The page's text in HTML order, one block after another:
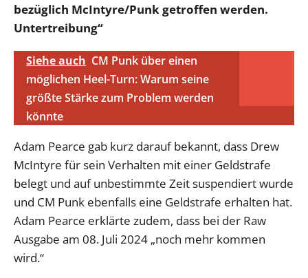
bezüglich McIntyre/Punk getroffen werden.
Untertreibung“
Siehe auch CM Punk über einen
möglichen Heel-Turn: Warum seine
größte Stärke zum Problem werden
könnte
Adam Pearce gab kurz darauf bekannt, dass Drew
McIntyre für sein Verhalten mit einer Geldstrafe
belegt und auf unbestimmte Zeit suspendiert wurde
und CM Punk ebenfalls eine Geldstrafe erhalten hat.
Adam Pearce erklärte zudem, dass bei der Raw
Ausgabe am 08. Juli 2024 „noch mehr kommen
wird.“